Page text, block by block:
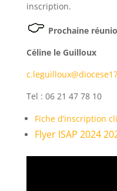
inscription.
Prochaine
Céline le Guilloux
Tel : 06 21 47 78 10
Fiche d’inscription
Flyer ISAP 2024